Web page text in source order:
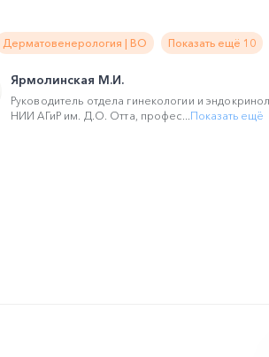
Дерматовенерология | ВО Показать ещё 10
Ярмолинская М.И.
Руководитель отдела гинекологии и
НИИ АГиР им. Д.О. Отта, профес...Показать ещё